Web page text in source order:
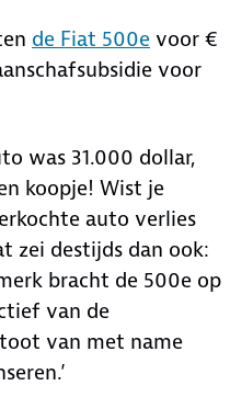
de Fiat 500e voor €
voor
was 31.000 dollar,
koopje! Wist je
auto verlies
zei destijds dan ook:
bracht de 500e op
van de
van met name